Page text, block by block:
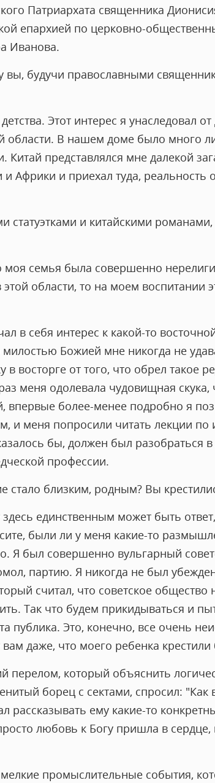
Патриархата священника
епархией по церковно-
Иванова.
будучи православными
Этот интерес я унаследовал
области. В нашем доме было много
Китай представлялся мне далекой
и Африки и приехал туда, реальность
статуэтками и китайскими
моя семья была совершенно
области, то на моем воспитании
в себя интерес к какой-то
Божией мне никогда не
восторге от того, что обрел такое
меня одолевала чудовищная
впервые более-менее подробно я
и меня попросили читать лекции по
бы, должен был разобраться
профессии.
стало близким, родным? Вы
единственным может быть
были ли у меня какие-то
Я был совершенно вульгарный
партию. Я никогда не был
считал, что советское общество
Так что будем прикидываться и
публика. Это, конечно, все очень
даже, что моего ребенка крестили
перелом, который объяснить
борец с сектами, спросил:
ему какие-то
любовь к Богу пришла в
промыслительные события,